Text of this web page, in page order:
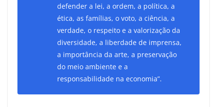
defender a lei, a ordem, a política, a
ética, as famílias, o voto, a ciência, a
verdade, o respeito e a valorização da
diversidade, a liberdade de imprensa,
a importância da arte, a preservação
do meio ambiente e a
responsabilidade na economia”.